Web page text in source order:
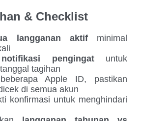
& Checklist
langganan aktifminimal
notifikasi pengingatuntuk
tagihan
Apple ID, pastikan
di semua akun
konfirmasi untuk menghindari